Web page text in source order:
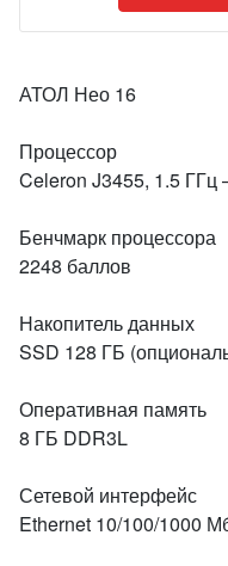
АТОЛ Нео 16
Процессор
Celeron J3455, 1.5 ГГц
Бенчмарк процессора
2248 баллов
Накопитель данных
SSD 128 ГБ
Оперативная память
8 ГБ DDR3L
Сетевой интерфейс
Ethernet 10/100/1000